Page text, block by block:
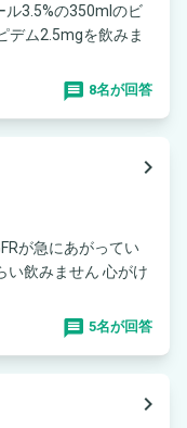
デム2.5mgを飲みま
8名が回答
navigate_next
が急にあがってい
い飲みません 心がけ
5名が回答
navigate_next